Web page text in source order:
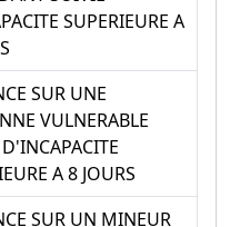
SUPERIEURE A
SUR UNE
VULNERABLE
A 8 JOURS
SUR UN MINEUR